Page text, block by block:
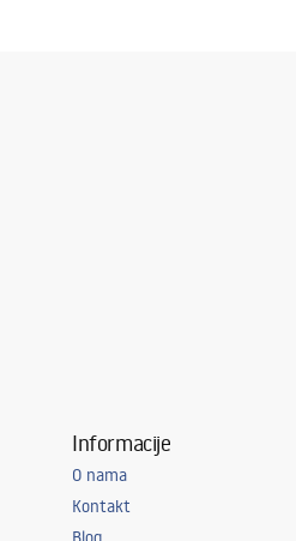
Informacije
O nama
Kontakt